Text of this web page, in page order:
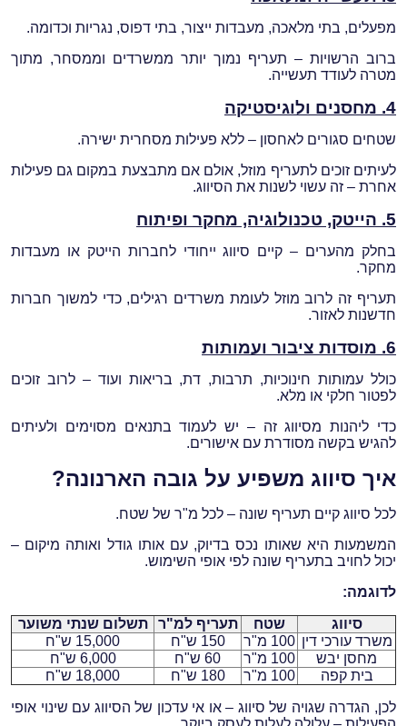
מפעלים, בתי מלאכה, מעבדות ייצור, בתי דפוס, נגריות וכדומה.
ברוב הרשויות – תעריף נמוך יותר ממשרדים וממסחר, מתוך
מטרה לעודד תעשייה.
4. מחסנים ולוגיסטיקה
שטחים סגורים לאחסון – ללא פעילות מסחרית ישירה.
לעיתים זוכים לתעריף מוזל, אולם אם מתבצעת במקום גם פעילות
אחרת – זה עשוי לשנות את הסיווג.
5. הייטק, טכנולוגיה, מחקר ופיתוח
בחלק מהערים – קיים סיווג ייחודי לחברות הייטק או מעבדות
מחקר.
תעריף זה לרוב מוזל לעומת משרדים רגילים, כדי למשוך חברות
חדשנות לאזור.
6. מוסדות ציבור ועמותות
כולל עמותות חינוכיות, תרבות, דת, בריאות ועוד – לרוב זוכים
לפטור חלקי או מלא.
כדי ליהנות מסיווג זה – יש לעמוד בתנאים מסוימים ולעיתים
להגיש בקשה מסודרת עם אישורים.
איך סיווג משפיע על גובה הארנונה?
לכל סיווג קיים תעריף שונה – לכל מ"ר של שטח.
המשמעות היא שאותו נכס בדיוק, עם אותו גודל ואותה מיקום –
יכול לחויב בתעריף שונה לפי אופי השימוש.
לדוגמה:
סיווג שטח תעריף למ"ר
תשלום שנתי משוער
משרד עורכי דין 100 מ"ר 150 ש"ח
15,000 ש"ח
מחסן יבש
100 מ"ר 60 ש"ח
6,000 ש"ח
בית קפה
100 מ"ר 180 ש"ח 18,000 ש"ח
לכן, הגדרה שגויה של סיווג – או אי עדכון של הסיווג עם שינוי אופי